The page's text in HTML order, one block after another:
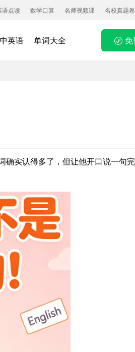
语点读 数学口算 名师视频课 名校真题卷
英语 单词大全
确实认得多了，但让他开口说一句完